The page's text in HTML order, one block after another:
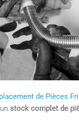
de Pièces
stock complet de